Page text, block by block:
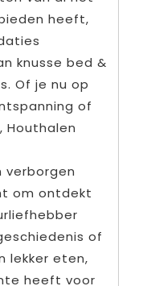
heeft,
knusse bed &
Of je nu op
of
Houthalen
verborgen
om ontdekt
of
lekker eten,
heeft voor